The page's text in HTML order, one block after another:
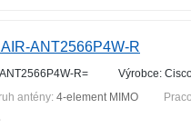
ANT2566P4W-R
R=
Výrobce:
antény: 4-element MIMO